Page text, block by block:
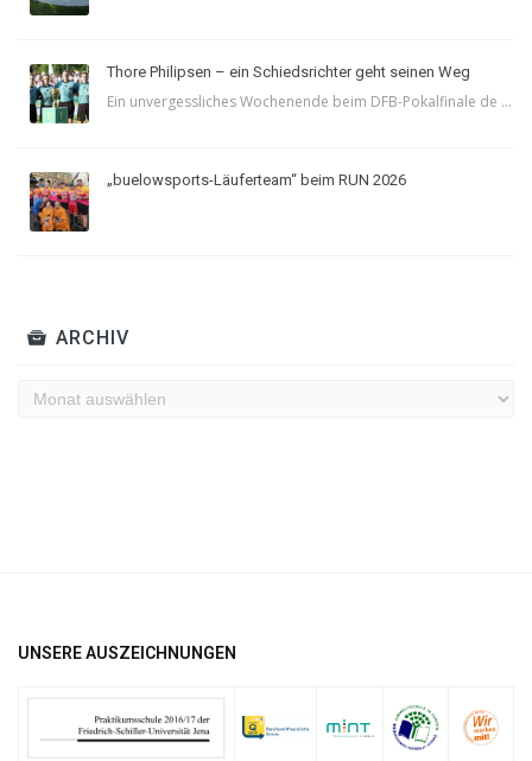
Thore Philipsen – ein Schiedsrichter geht seinen Weg
Ein unvergessliches Wochenende beim DFB-Pokalfinale de ...
„buelowsports-Läuferteam“ beim RUN 2026
ARCHIV
Archiv
UNSERE AUSZEICHNUNGEN